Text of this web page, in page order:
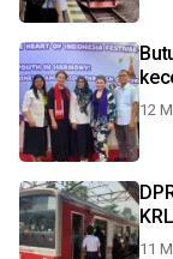
12
11